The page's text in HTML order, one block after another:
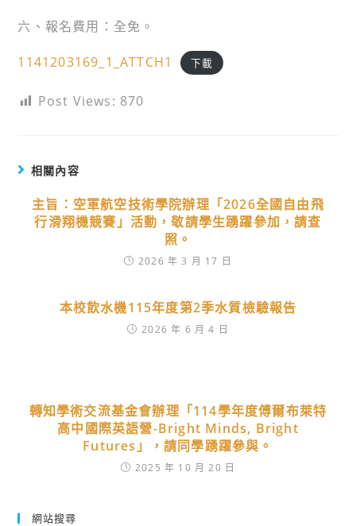
六、報名費用：全免。
1141203169_1_ATTCH1 下載
Post Views: 870
相關內容
主旨：空軍航空技術學院辦理「2026全國自由飛
行滑翔機競賽」活動，敬請學生踴躍參加，請查
照。
2026 年 3 月 17 日
本校飲水機115年度第2季水質檢驗報告
2026 年 6 月 4 日
轉知學術交流基金會辦理「114學年度傅爾布萊特
高中國際英語營-Bright Minds, Bright
Futures」，請同學踴躍參與。
2025 年 10 月 20 日
網站搜尋